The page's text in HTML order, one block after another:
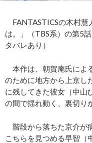
FANTASTICSの木村慧
は。」（TBS系）の第5
タバレあり）
本作は、朝賀庵氏によ
のために地方から上京し
に残してきた彼女（中山
の間で揺れ動く、裏切り
階段から落ちた京介が
こちらを見つめる早智（